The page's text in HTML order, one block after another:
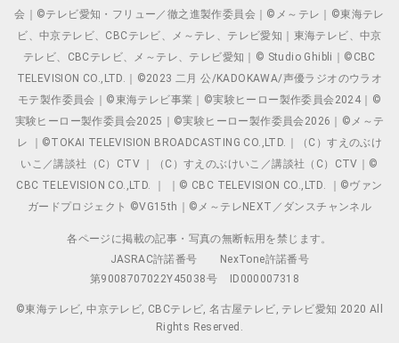
会｜©テレビ愛知・フリュー／徹之進製作委員会｜©メ～テレ｜©東海テレ
ビ、中京テレビ、CBCテレビ、メ～テレ、テレビ愛知｜東海テレビ、中京
テレビ、CBCテレビ、メ～テレ、テレビ愛知｜© Studio Ghibli｜©CBC
TELEVISION CO.,LTD.｜©2023 二月 公/KADOKAWA/声優ラジオのウラオ
モテ製作委員会｜©東海テレビ事業｜©実験ヒーロー製作委員会2024｜©
実験ヒーロー製作委員会2025｜©実験ヒーロー製作委員会2026｜©メ～テ
レ ｜©TOKAI TELEVISION BROADCASTING CO.,LTD.｜（C）すえのぶけ
いこ／講談社（C）CTV ｜（C）すえのぶけいこ／講談社（C）CTV｜©
CBC TELEVISION CO.,LTD. ｜ ｜© CBC TELEVISION CO.,LTD. ｜©ヴァン
ガードプロジェクト ©VG15th｜©メ～テレNEXT／ダンスチャンネル
各ページに掲載の記事・写真の無断転用を禁じます。
JASRAC許諾番号
NexTone許諾番号
第9008707022Y45038号
ID000007318
©東海テレビ, 中京テレビ, CBCテレビ, 名古屋テレビ, テレビ愛知 2020 All
Rights Reserved.